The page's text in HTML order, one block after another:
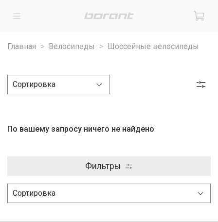
Главная Велосипеды Шоссейные велосипеды
По вашему запросу ничего не найдено
Фильтры